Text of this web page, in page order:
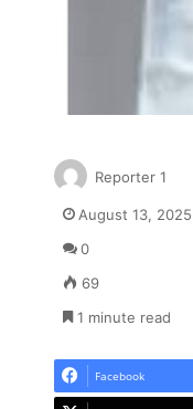
Reporter 1
August 13, 2025
0
69
1 minute read
Facebook